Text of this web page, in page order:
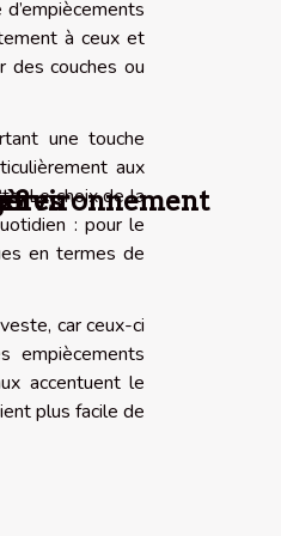
à ceux et
des couches ou
une touche
aux
Le choix de la
: pour le
en termes de
car ceux-ci
empiècements
accentuent le
plus facile de
?